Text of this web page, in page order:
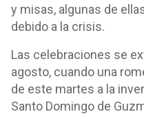
y misas, algunas de
debido a la crisis.
Las celebraciones se
agosto, cuando una
de este martes a la
Santo Domingo de